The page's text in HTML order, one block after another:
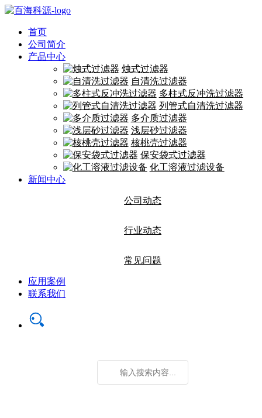
首页
公司简介
产品中心
烛式过滤器
自清洗过滤器
多柱式反冲洗过滤器
列管式自清洗过滤器
多介质过滤器
浅层砂过滤器
核桃壳过滤器
保安袋式过滤器
化工溶液过滤设备
新闻中心
公司动态
行业动态
常见问题
应用案例
联系我们